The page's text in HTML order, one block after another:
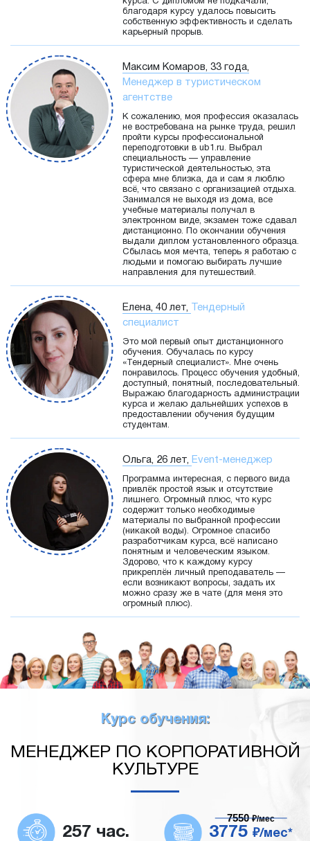
благодаря курсу удалось повысить
собственную эффективность и сделать
карьерный прорыв.
Максим Комаров, 33 года,
Менеджер в туристическом
агентстве
К сожалению, моя профессия оказалась
не востребована на рынке труда, решил
пройти курсы профессиональной
переподготовки в ub1.ru. Выбрал
специальность — управление
туристической деятельностью, эта
сфера мне близка, да и сам я люблю
всё, что связано с организацией отдыха.
Занимался не выходя из дома, все
учебные материалы получал в
электронном виде, экзамен тоже сдавал
дистанционно. По окончании обучения
выдали диплом установленного образца.
Сбылась моя мечта, теперь я работаю с
людьми и помогаю выбирать лучшие
направления для путешествий.
Елена, 40 лет,
Тендерный
специалист
Это мой первый опыт дистанционного
обучения. Обучалась по курсу
«Тендерный специалист». Мне очень
понравилось. Процесс обучения удобный,
доступный, понятный, последовательный.
Выражаю благодарность администрации
курса и желаю дальнейших успехов в
предоставлении обучения будущим
студентам.
Ольга, 26 лет, Event-менеджер
Программа интересная, с первого вида
привлёк простой язык и отсутствие
лишнего. Огромный плюс, что курс
содержит только необходимые
материалы по выбранной профессии
(никакой воды). Огромное спасибо
разработчикам курса, всё написано
понятным и человеческим языком.
Здорово, что к каждому курсу
прикреплён личный преподаватель —
если возникают вопросы, задать их
можно сразу же в чате (для меня это
огромный плюс).
Курс обучения:
МЕНЕДЖЕР ПО КОРПОРАТИВНОЙ
КУЛЬТУРЕ
257 час. 3775 ₽/мес*
7550₽/мес